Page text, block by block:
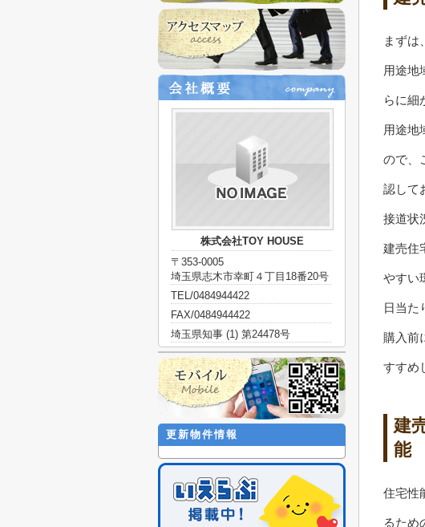
まずは
用途地
らに細
用途地
ので、
認して
接道状
建売住
やすい
日当た
購入前
すすめ
建
能
住宅性
るため
株式会社TOY HOUSE
〒353-0005
埼玉県志木市幸町４丁目18番20号
TEL/0484944422
FAX/0484944422
埼玉県知事 (1) 第24478号
更新物件情報